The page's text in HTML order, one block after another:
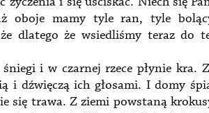
oboje mamy tyle ran, tyle
dlatego że wsiedliśmy teraz do
i w czarnej rzece płynie kra.
i dźwięczą ich głosami. I domy
się trawa. Z ziemi powstaną